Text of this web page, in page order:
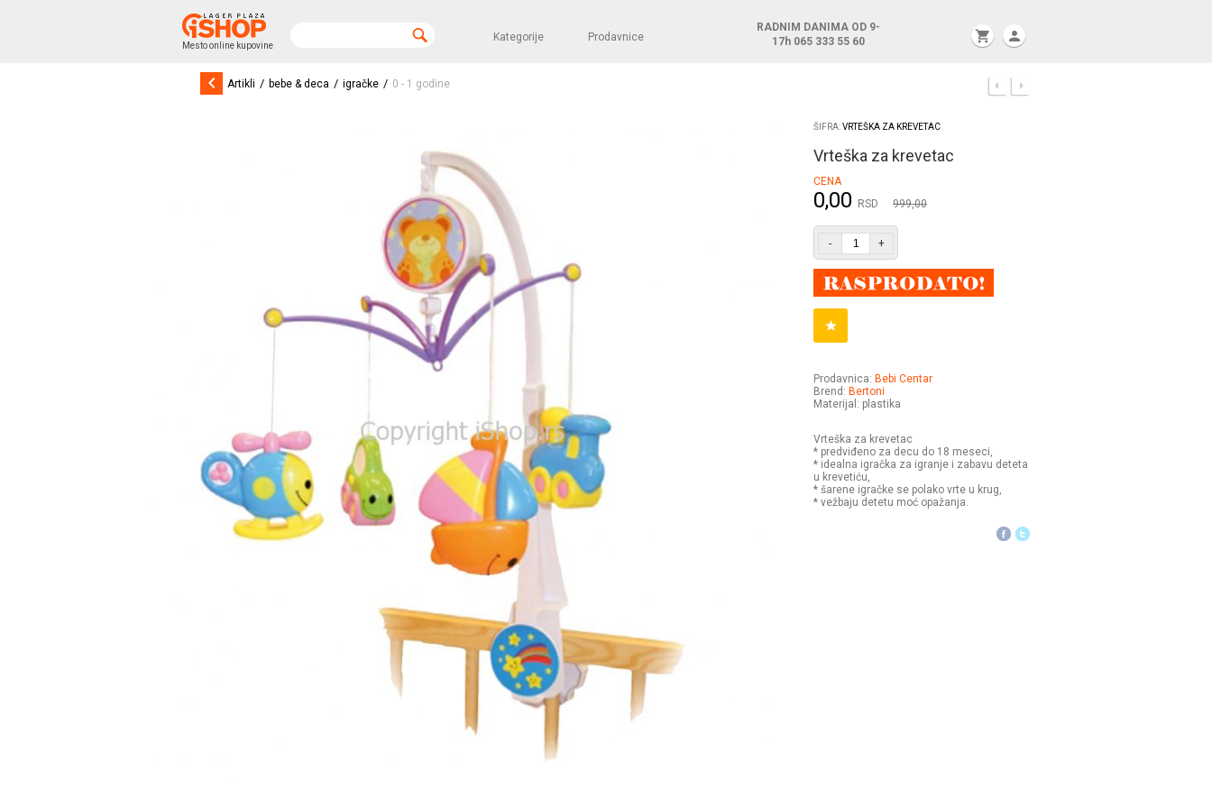
Mesto online kupovine
Kategorije Prodavnice
RADNIM DANIMA OD 9-
17h 065 333 55 60 shopping_cart person
keyboard_arrow_left Artikli / bebe & deca / igračke / 0 - 1 godine
ŠIFRA:VRTEŠKA ZA KREVETAC
Vrteška za krevetac
CENA
0,00 RSD 999,00
- +
Prodavnica: Bebi Centar
Brend: Bertoni
Materijal: plastika
Vrteška za krevetac
* predviđeno za decu do 18 meseci,
* idealna igračka za igranje i zabavu deteta
u krevetiću,
* šarene igračke se polako vrte u krug,
* vežbaju detetu moć opažanja.